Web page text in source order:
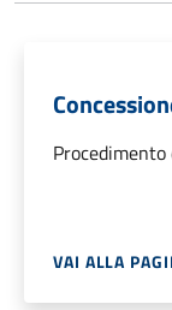
VAI ALLA